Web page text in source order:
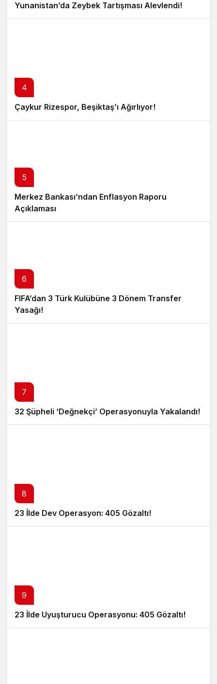
Yunanistan’da Zeybek Tartışması Alevlendi!
4
Çaykur Rizespor, Beşiktaş’ı Ağırlıyor!
5
Merkez Bankası’ndan Enflasyon Raporu
Açıklaması
6
FIFA’dan 3 Türk Kulübüne 3 Dönem Transfer
Yasağı!
7
32 Şüpheli ‘Değnekçi’ Operasyonuyla Yakalandı!
8
23 İlde Dev Operasyon: 405 Gözaltı!
9
23 İlde Uyuşturucu Operasyonu: 405 Gözaltı!